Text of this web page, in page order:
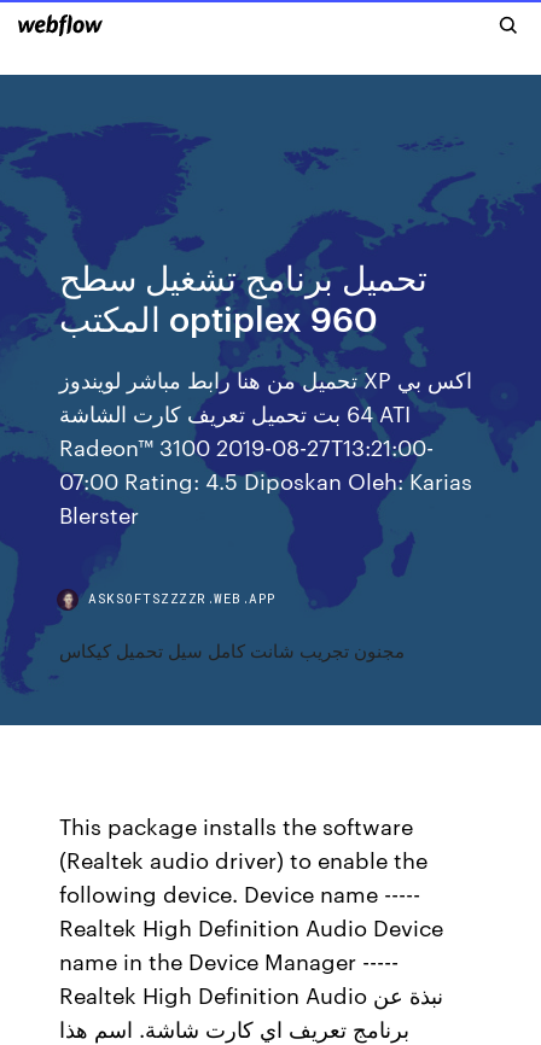
تحميل برنامج تشغيل سطح
المكتب optiplex 960
تحميل من هنا رابط مباشر لويندوز XP اكس بي
64 بت تحميل تعريف كارت الشاشة ATI
Radeon™ 3100 2019-08-27T13:21:00-
07:00 Rating: 4.5 Diposkan Oleh: Karias
Blerster
ASKSOFTSZZZZR.WEB.APP
مجنون تجريب شانت كامل سيل تحميل كيكاس
This package installs the software
(Realtek audio driver) to enable the
following device. Device name -----
Realtek High Definition Audio Device
name in the Device Manager -----
Realtek High Definition Audio نبذة عن
برنامج تعريف اي كارت شاشة. اسم هذا